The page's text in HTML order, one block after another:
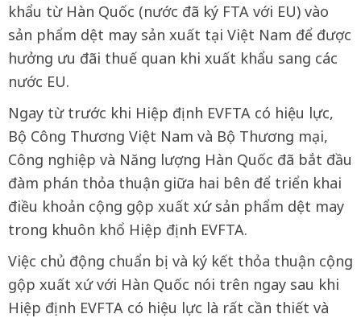
khẩu từ Hàn Quốc (nước đã ký FTA với EU) vào
sản phẩm dệt may sản xuất tại Việt Nam để được
hưởng ưu đãi thuế quan khi xuất khẩu sang các
nước EU.
Ngay từ trước khi Hiệp định EVFTA có hiệu lực,
Bộ Công Thương Việt Nam và Bộ Thương mại,
Công nghiệp và Năng lượng Hàn Quốc đã bắt đầu
đàm phán thỏa thuận giữa hai bên để triển khai
điều khoản cộng gộp xuất xứ sản phẩm dệt may
trong khuôn khổ Hiệp định EVFTA.
Việc chủ động chuẩn bị và ký kết thỏa thuận cộng
gộp xuất xứ với Hàn Quốc nói trên ngay sau khi
Hiệp định EVFTA có hiệu lực là rất cần thiết và